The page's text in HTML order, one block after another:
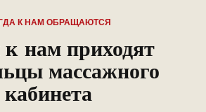
К НАМ ОБРАЩАЮТСЯ
нам приходят
массажного
кабинета